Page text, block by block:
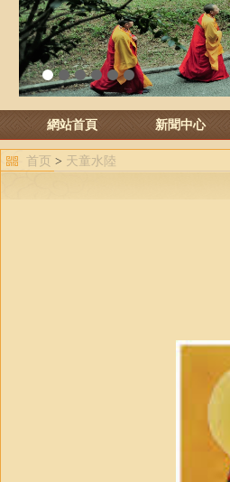
1 2 3 4 5 6
網站首頁 新聞中心
首页 > 天童水陸